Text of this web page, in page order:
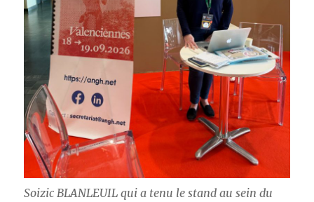
Soizic BLANLEUIL qui a tenu le stand au sein du